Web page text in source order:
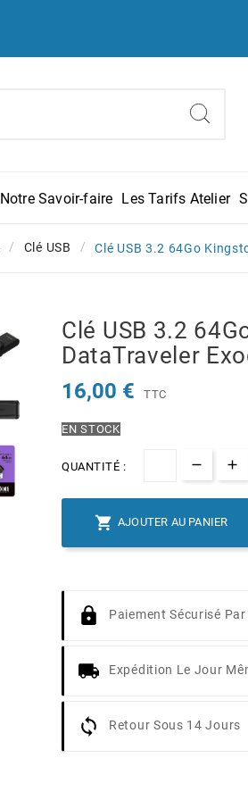
Notre Savoir-faire Les Tarifs Atelier
Clé USB Clé USB 3.2 64Go
Clé USB 3.2
DataTraveler
16,00 € TTC
EN STOCK
QUANTITÉ :
 AJOUTER AU PANIER
Paiement Sécurisé Par
Expédition Le Jour
Retour Sous 14 Jours